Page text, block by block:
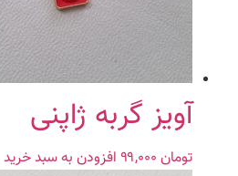
آویز گربه ژاپنی
تومان افزودن به سبد خرید